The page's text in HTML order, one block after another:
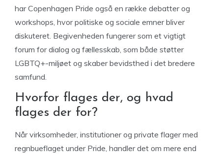
har Copenhagen Pride også en række debatter og
workshops, hvor politiske og sociale emner bliver
diskuteret. Begivenheden fungerer som et vigtigt
forum for dialog og fællesskab, som både støtter
LGBTQ+-miljøet og skaber bevidsthed i det bredere
samfund.
Hvorfor flages der, og hvad
flages der for?
Når virksomheder, institutioner og private flager med
regnbueflaget under Pride, handler det om mere end